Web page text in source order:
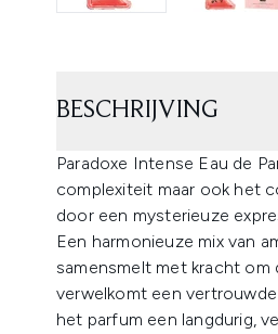
BESCHRIJVING
Paradoxe Intense Eau de
complexiteit maar ook het
door een mysterieuze
Een harmonieuze mix van
samensmelt met kracht
verwelkomt een
het parfum een langdurig,